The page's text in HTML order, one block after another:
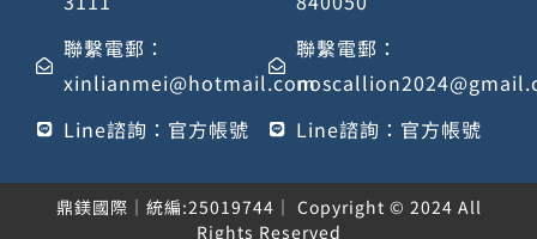
聯繫電郵：
xinlianmei@hotmail.com
Line諮詢：官方帳號
聯繫電郵：
Line諮詢：官方帳號
鼎鎂國際｜統編:25019744｜ Copyright © 2024 All
Rights Reserved